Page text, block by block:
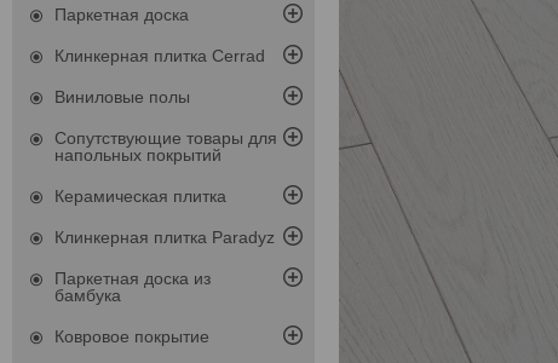
Паркетная доска
Клинкерная плитка Cerrad
Виниловые полы
Сопутствующие товары для
напольных покрытий
Керамическая плитка
Клинкерная плитка Paradyz
Паркетная доска из
бамбука
Ковровое покрытие